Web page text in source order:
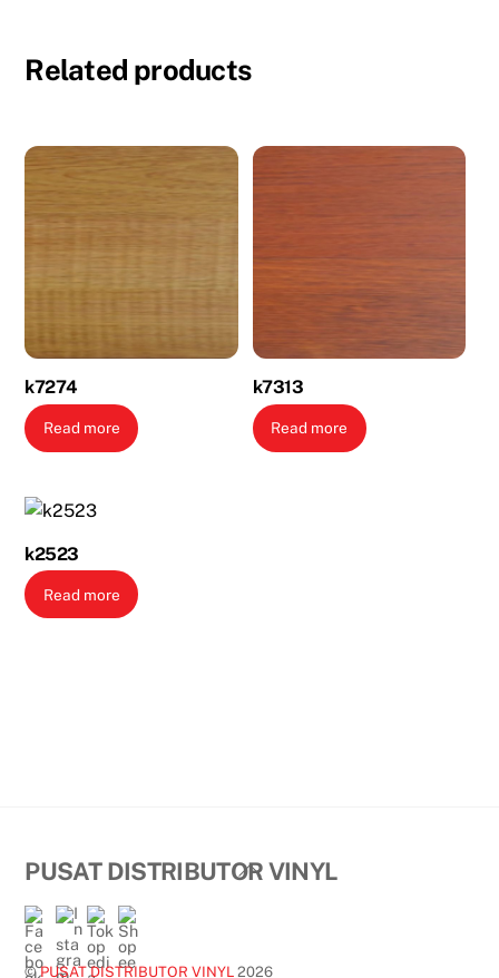
Related products
k7274
Read more
k7313
Read more
k2523
Read more
Back
PUSAT DISTRIBUTOR VINYL
©PUSAT DISTRIBUTOR VINYL 2026